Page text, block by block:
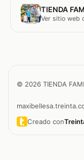
TIENDA
Ver sitio web
© 2026 TIENDA
Creado con